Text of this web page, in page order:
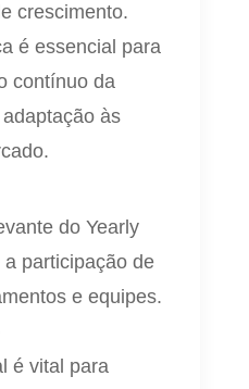
crescimento.
é essencial para
contínuo da
às
do Yearly
participação de
e equipes.
é vital para